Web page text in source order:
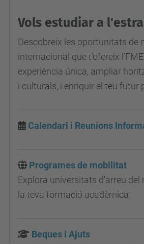
Vols estudiar a
Descobreix les oportunitats de
internacional que t'ofereix
experiència única, ampliar
i culturals, i enriquir el teu futur
Calendari i Reunions
Programes de mobilitat
Explora universitats d'arreu del
la teva formació acadèmica.
Beques i Ajuts